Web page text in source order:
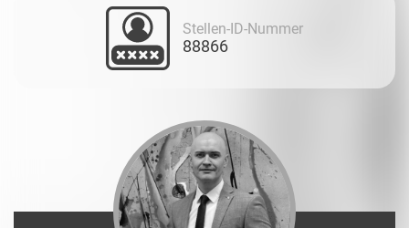
Stellen-ID-Nummer
88866